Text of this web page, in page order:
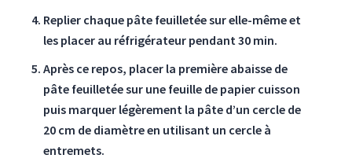
Replier chaque pâte feuilletée sur elle-même et
les placer au réfrigérateur pendant 30 min.
Après ce repos, placer la première abaisse de
pâte feuilletée sur une feuille de papier cuisson
puis marquer légèrement la pâte d’un cercle de
20 cm de diamètre en utilisant un cercle à
entremets.